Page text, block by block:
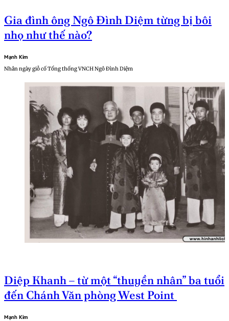
Gia đình ông Ngô Đình Diệm từng bị bôi
nhọ như thế nào?
Mạnh Kim
Nhân ngày giỗ cố Tổng thống VNCH Ngô Đình Diệm
Diệp Khanh – từ một “thuyền nhân” ba tuổi
đến Chánh Văn phòng West Point
Mạnh Kim